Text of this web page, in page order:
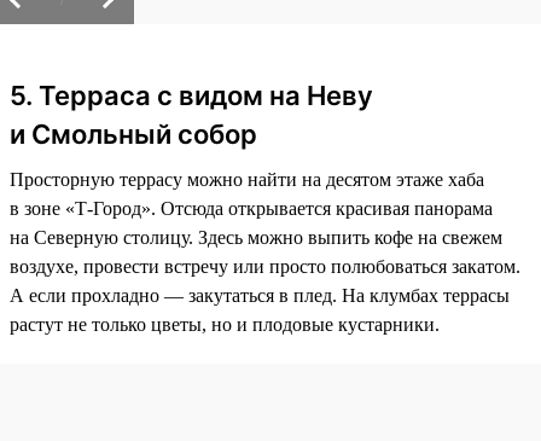
5. Терраса с видом на Неву
и Смольный собор
Просторную террасу можно найти на десятом этаже хаба
в зоне «Т-Город». Отсюда открывается красивая панорама
на Северную столицу. Здесь можно выпить кофе на свежем
воздухе, провести встречу или просто полюбоваться закатом.
А если прохладно — закутаться в плед. На клумбах террасы
растут не только цветы, но и плодовые кустарники.